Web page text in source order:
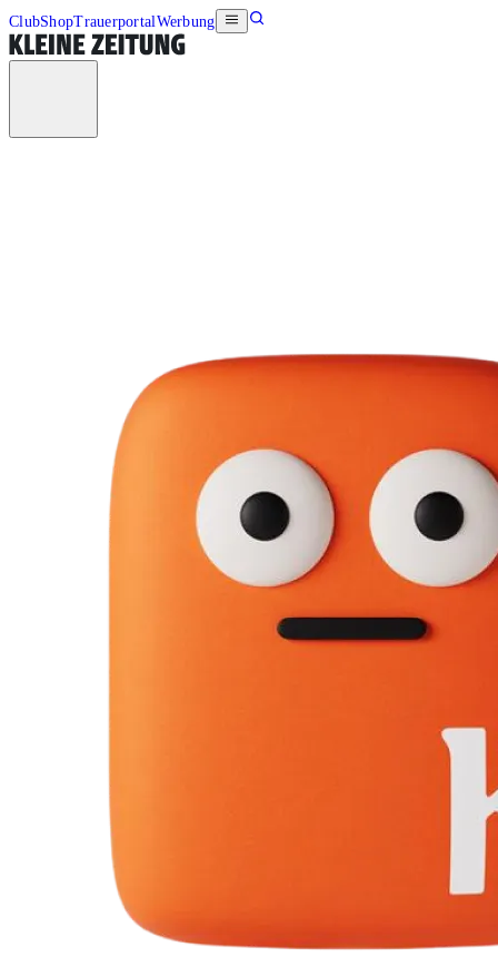
ClubShopTrauerportalWerbung